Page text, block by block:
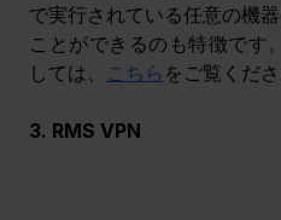
で実行されている任意の機
ことができるのも特徴です
しては、 こちら をご覧くださ
3. RMS VPN